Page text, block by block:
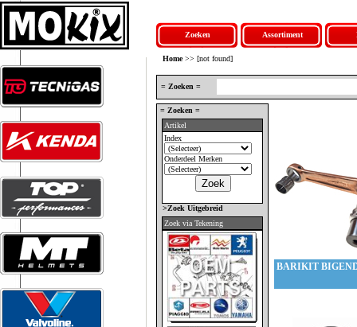
Zoeken Assortiment
Home>> [not found]
= Zoeken =
= Zoeken =
Artikel
Index
Onderdeel Merken
>Zoek Uitgebreid
Zoek via Tekening
BARIKIT